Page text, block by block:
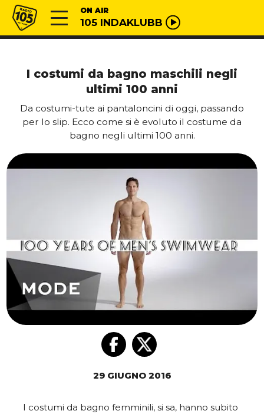
Vai al contenuto
Radio 105 ON AIR
105 INDAKLUBB
I costumi da bagno maschili negli
ultimi 100 anni
Da costumi-tute ai pantaloncini di oggi, passando
per lo slip. Ecco come si è evoluto il costume da
bagno negli ultimi 100 anni.
29 GIUGNO 2016
I costumi da bagno femminili, si sa, hanno subito